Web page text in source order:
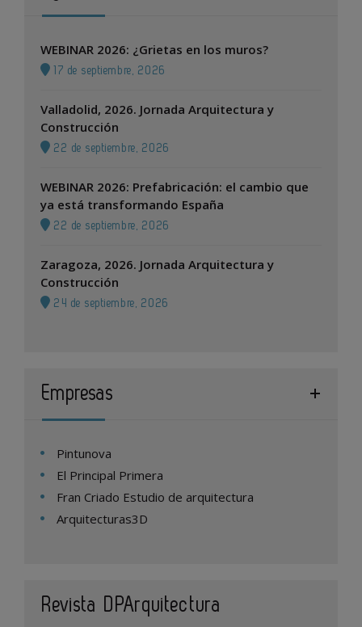
WEBINAR 2026: ¿Grietas en los muros?
17 de septiembre, 2026
Valladolid, 2026. Jornada Arquitectura y
Construcción
22 de septiembre, 2026
WEBINAR 2026: Prefabricación: el cambio que
ya está transformando España
22 de septiembre, 2026
Zaragoza, 2026. Jornada Arquitectura y
Construcción
24 de septiembre, 2026
Empresas
Pintunova
El Principal Primera
Fran Criado Estudio de arquitectura
Arquitecturas3D
Revista DPArquitectura